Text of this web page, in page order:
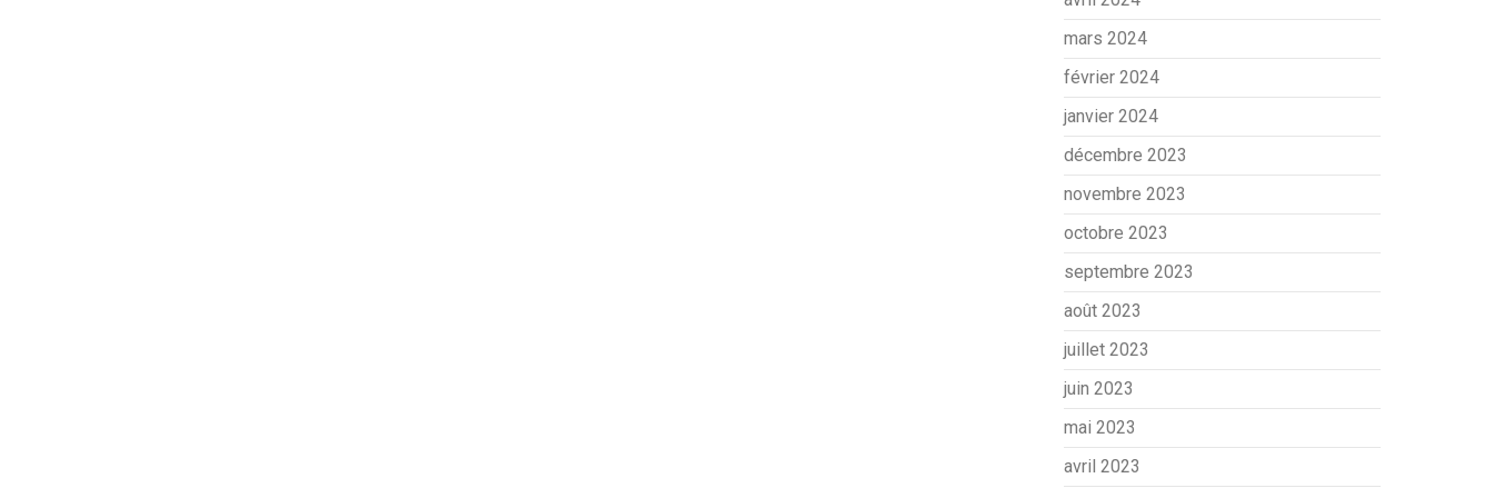
mars 2024
février 2024
janvier 2024
décembre 2023
novembre 2023
octobre 2023
septembre 2023
août 2023
juillet 2023
juin 2023
mai 2023
avril 2023